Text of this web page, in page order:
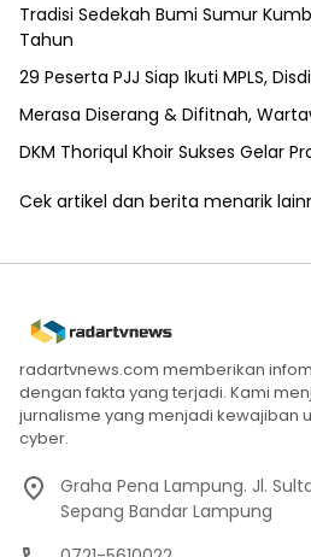
Tradisi Sedekah Bumi Sumur
Tahun
29 Peserta PJJ Siap Ikuti MPLS,
Merasa Diserang & Difitnah,
DKM Thoriqul Khoir Sukses Gelar
Cek artikel dan berita menarik
radartvnews.com memberikan
dengan fakta yang terjadi. Kami
jurnalisme yang menjadi kewajiban
cyber.
Graha Pena Lampung. Jl.
Sepang Bandar Lampung